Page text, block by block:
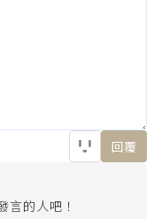
回覆
言的人吧！